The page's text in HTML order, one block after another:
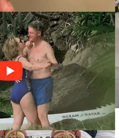
Sangat Cepat di Indonesia?
Ditiru Kompetitor